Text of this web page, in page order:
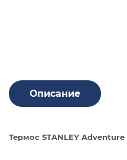
Описание
Термос STANLEY Adventure